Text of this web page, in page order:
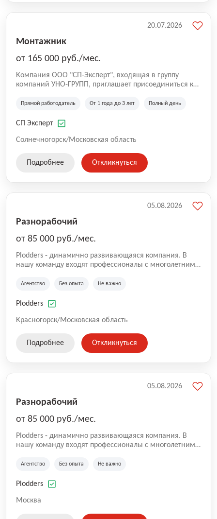
Монтажник
от 165 000 руб./мес.
Компания ООО "СП-Эксперт", входящая в группу
компаний УНО-ГРУПП, приглашает присоединиться к
работаем на рынке с 2005 года и оказываем комплекс
зданий из гибридных модульных блоков свободной
гибридно-модульного строительства.
Прямой работодатель От 1 года до 3 лет Полный день
СП Эксперт
Солнечногорск/Московская область
20.07.2026
Подробнее Откликнуться
Разнорабочий
от 85 000 руб./мес.
Plodders - динамично развивающаяся компания. В
нашу команду входят профессионалы с многолетним
на рынке аутсорсинга, а накопленный опыт позволяют
оказываемых услуг.
Агентство Без опыта Не важно
Plodders
Красногорск/Московская область
05.08.2026
Подробнее Откликнуться
Разнорабочий
от 85 000 руб./мес.
Plodders - динамично развивающаяся компания. В
нашу команду входят профессионалы с многолетним
на рынке аутсорсинга, а накопленный опыт позволяют
оказываемых услуг.
Агентство Без опыта Не важно
Plodders
Москва
05.08.2026